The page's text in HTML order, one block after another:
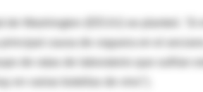
de Washington (EEUU) se planteó. 'Si
causa de ceguera en el
de ratas de laboratorio que sufrían
en varias botellas de vino").